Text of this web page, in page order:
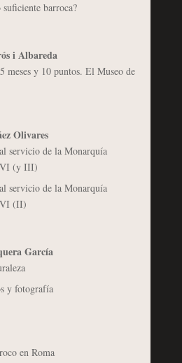
barroca?
i Albareda
meses y 10 puntos. El Museo de
Olivares
servicio de la Monarquía
(y III)
servicio de la Monarquía
(II)
García
y fotografía
en Roma